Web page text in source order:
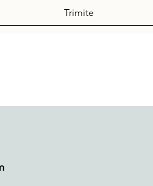
Trimite